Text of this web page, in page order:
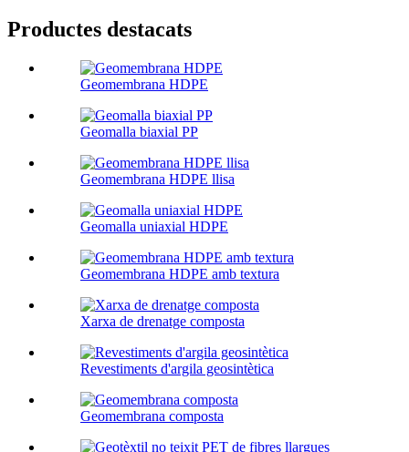
Productes destacats
Geomembrana HDPE
Geomalla biaxial PP
Geomembrana HDPE llisa
Geomalla uniaxial HDPE
Geomembrana HDPE amb textura
Xarxa de drenatge composta
Revestiments d'argila geosintètica
Geomembrana composta